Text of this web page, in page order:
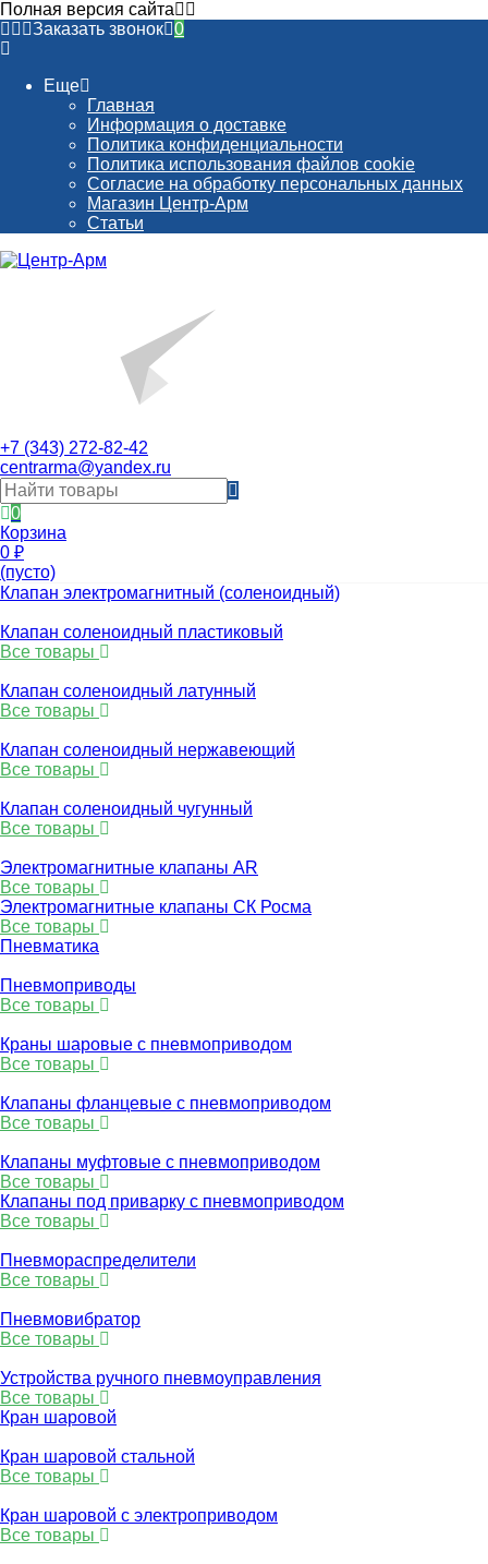
Полная версия сайта
Заказать звонок 0
Еще
Главная
Информация о доставке
Политика конфиденциальности
Политика использования файлов cookie
Согласие на обработку персональных данных
Магазин Центр-Арм
Статьи
+7 (343) 272-82-42
centrarma@yandex.ru
0
Корзина
0 ₽
(пусто)
Клапан электромагнитный (соленоидный)
Клапан соленоидный пластиковый
Все товары
Клапан соленоидный латунный
Все товары
Клапан соленоидный нержавеющий
Все товары
Клапан соленоидный чугунный
Все товары
Электромагнитные клапаны AR
Все товары
Электромагнитные клапаны СК Росма
Все товары
Пневматика
Пневмоприводы
Все товары
Краны шаровые с пневмоприводом
Все товары
Клапаны фланцевые с пневмоприводом
Все товары
Клапаны муфтовые с пневмоприводом
Все товары
Клапаны под приварку с пневмоприводом
Все товары
Пневмораспределители
Все товары
Пневмовибратор
Все товары
Устройства ручного пневмоуправления
Все товары
Кран шаровой
Кран шаровой стальной
Все товары
Кран шаровой с электроприводом
Все товары